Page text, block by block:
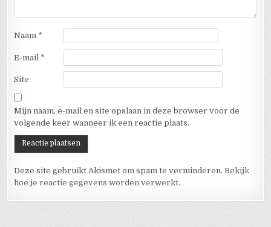
Naam *
E-mail *
Site
Mijn naam, e-mail en site opslaan in deze browser voor de
volgende keer wanneer ik een reactie plaats.
Deze site gebruikt Akismet om spam te verminderen.Bekijk
hoe je reactie gegevens worden verwerkt.